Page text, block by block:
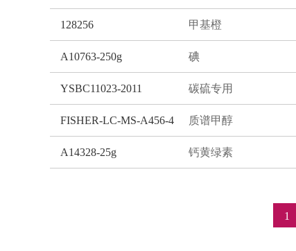
128256 甲基橙
A10763-250g 碘
YSBC11023-2011 碳硫专用
FISHER-LC-MS-A456-4 质谱甲醇
A14328-25g 钙黄绿素
1